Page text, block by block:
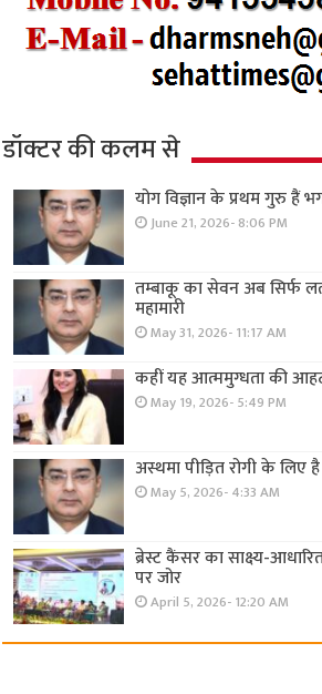
डॉक्टर की कलम से
योग विज्ञान के प्रथम गुरु हैं
June 21, 2026- 8:06 PM
तम्बाकू का सेवन अब सिर्फ
महामारी
May 31, 2026- 11:17 AM
कहीं यह आत्ममुग्धता की
May 19, 2026- 5:49 PM
अस्थमा पीड़ित रोगी के
May 5, 2026- 4:33 AM
ब्रेस्ट कैंसर का साक्ष्य-
पर जोर
April 5, 2026- 12:20 AM